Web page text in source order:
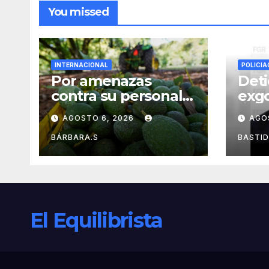
You missed
INTERNACIONAL
Por amenazas
contra su personal,
EU frena
exportación de
aguacate
AGOSTO 6, 2026
BÁRBARA.S
43
El Equilibrista